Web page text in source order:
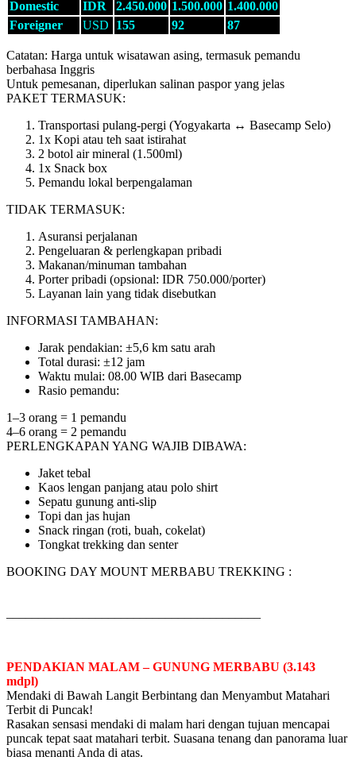
Domestic IDR 2.450.000 1.500.000 1.400.000
Foreigner
USD 155 92 87
Catatan: Harga untuk wisatawan asing, termasuk pemandu
berbahasa Inggris
Untuk pemesanan, diperlukan salinan paspor yang jelas
PAKET TERMASUK:
Transportasi pulang-pergi (Yogyakarta ↔ Basecamp Selo)
1x Kopi atau teh saat istirahat
2 botol air mineral (1.500ml)
1x Snack box
Pemandu lokal berpengalaman
TIDAK TERMASUK:
Asuransi perjalanan
Pengeluaran & perlengkapan pribadi
Makanan/minuman tambahan
Porter pribadi (opsional: IDR 750.000/porter)
Layanan lain yang tidak disebutkan
INFORMASI TAMBAHAN:
Jarak pendakian: ±5,6 km satu arah
Total durasi: ±12 jam
Waktu mulai: 08.00 WIB dari Basecamp
Rasio pemandu:
1–3 orang = 1 pemandu
4–6 orang = 2 pemandu
PERLENGKAPAN YANG WAJIB DIBAWA:
Jaket tebal
Kaos lengan panjang atau polo shirt
Sepatu gunung anti-slip
Topi dan jas hujan
Snack ringan (roti, buah, cokelat)
Tongkat trekking dan senter
BOOKING DAY MOUNT MERBABU TREKKING :
PENDAKIAN MALAM – GUNUNG MERBABU (3.143
mdpl)
Mendaki di Bawah Langit Berbintang dan Menyambut Matahari
Terbit di Puncak!
Rasakan sensasi mendaki di malam hari dengan tujuan mencapai
puncak tepat saat matahari terbit. Suasana tenang dan panorama luar
biasa menanti Anda di atas.